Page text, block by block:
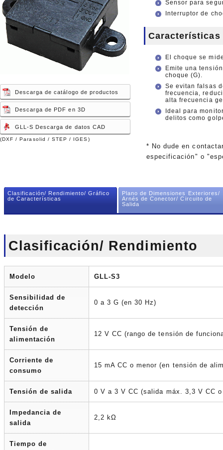
vehiculos autoguiados
(AGV)
Sensores de
engranajes
Sensor tactil
vehiculos autoguiados
(AGV)
Sensores de
engranajes
Sensor tactil
Descarga de catálogo de productos
Descarga de PDF en 3D
GLL-S Descarga de datos CAD
(DXF / Parasolid / STEP / IGES)
Sensor para
Interruptor de
Características
El choque se
Emite una
choque (G).
Se evitan falsas
frecuencia,
alta frecuencia
Ideal para
delitos como
* No dude en
especificación" o
Clasificación/ Rendimiento/ Gráfico
de Características
Plano de Dimensiones Exteriores/
Arnés de Conector/ Circuito de
Salida
Clasificación/ Rendimiento
Modelo GLL-S3
Sensibilidad de
detección
0 a 3 G (en 30 Hz)
Tensión de
alimentación
12 V CC (rango de tensión de
Corriente de
consumo
15 mA CC o menor (en tensión de
Tensión de salida 0 V a 3 V CC (salida máx. 3,3 V CC
Impedancia de
salida
2,2 kΩ
Tiempo de